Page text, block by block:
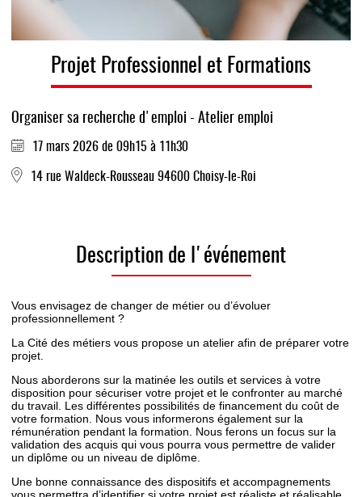
Projet Professionnel et Formations
Organiser sa recherche d'emploi - Atelier emploi
17 mars 2026 de 09h15 à 11h30
14 rue Waldeck-Rousseau 94600 Choisy-le-Roi
Description de l'événement
Vous envisagez de changer de métier ou d’évoluer
professionnellement ?
La Cité des métiers vous propose un atelier afin de préparer votre
projet.
Nous aborderons sur la matinée les outils et services à votre
disposition pour sécuriser votre projet et le confronter au marché
du travail. Les différentes possibilités de financement du coût de
votre formation. Nous vous informerons également sur la
rémunération pendant la formation. Nous ferons un focus sur la
validation des acquis qui vous pourra vous permettre de valider
un diplôme ou un niveau de diplôme.
Une bonne connaissance des dispositifs et accompagnements